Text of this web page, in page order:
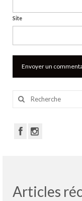
Site
Rechercher
Articles